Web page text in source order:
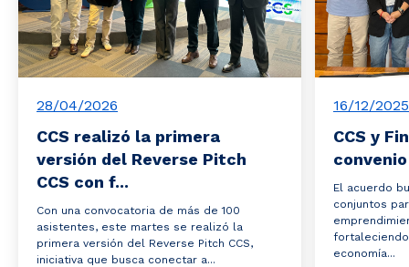
28/04/2026
CCS realizó la primera
versión del Reverse Pitch
CCS con f...
Con una convocatoria de más de 100
asistentes, este martes se realizó la
primera versión del Reverse Pitch CCS,
iniciativa que busca conectar a...
16/12/2025
CCS y
El acuerdo
conjuntos
economía...